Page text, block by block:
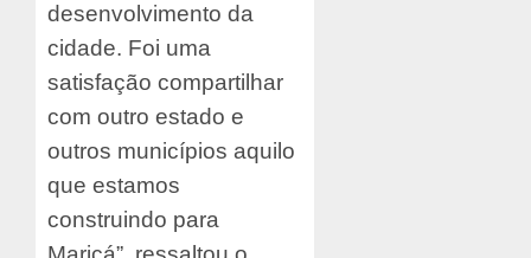
desenvolvimento da
cidade. Foi uma
satisfação compartilhar
com outro estado e
outros municípios aquilo
que estamos
construindo para